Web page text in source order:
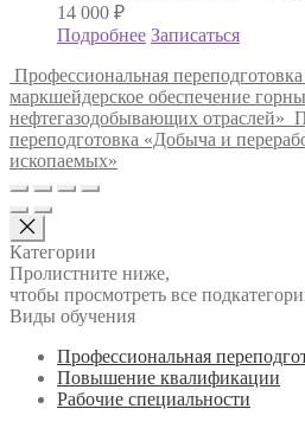
14 000 ₽
Подробнее Записаться
Профессиональная переподготовка
маркшейдерское обеспечение
нефтегазодобывающих отраслей»
переподготовка «Добыча и
ископаемых»
Категории
Пролистните ниже,
чтобы просмотреть все
Виды обучения
Профессиональная
Повышение квалификации
Рабочие специальности